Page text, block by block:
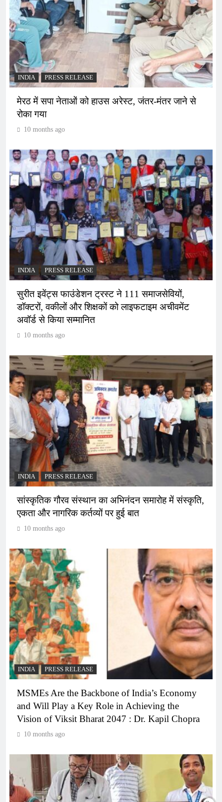
INDIA PRESS RELEASE
मेरठ में सपा नेताओं को हाउस अरेस्ट, जंतर-मंतर जाने से
रोका गया
10 months ago
INDIA PRESS RELEASE
सुरीत इवेंट्स फाउंडेशन ट्रस्ट ने 111 समाजसेवियों,
डॉक्टरों, वकीलों और शिक्षकों को लाइफटाइम अचीवमेंट
अवॉर्ड से किया सम्मानित
10 months ago
INDIA PRESS RELEASE
सांस्कृतिक गौरव संस्थान का अभिनंदन समारोह में संस्कृति,
एकता और नागरिक कर्तव्यों पर हुई बात
10 months ago
INDIA PRESS RELEASE
MSMEs Are the Backbone of India’s Economy
and Will Play a Key Role in Achieving the
Vision of Viksit Bharat 2047 : Dr. Kapil Chopra
10 months ago